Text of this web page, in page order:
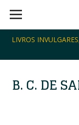
LIVROS
B. C. DE